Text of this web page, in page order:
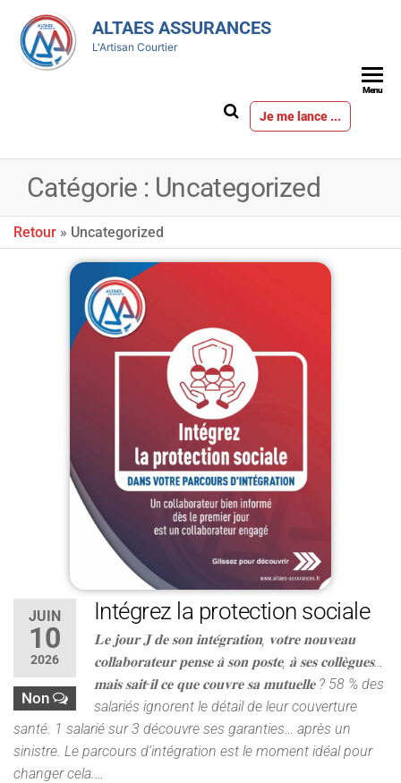
ALTAES ASSURANCES
L'Artisan Courtier
Je me lance ...
Menu
Catégorie : Uncategorized
Retour » Uncategorized
JUIN
10
2026
Non
Intégrez la protection sociale
𝐋𝐞 𝐣𝐨𝐮𝐫 𝐉 𝐝𝐞 𝐬𝐨𝐧 𝐢𝐧𝐭𝐞́𝐠𝐫𝐚𝐭𝐢𝐨𝐧, 𝐯𝐨𝐭𝐫𝐞 𝐧𝐨𝐮𝐯𝐞𝐚𝐮
𝐜𝐨𝐥𝐥𝐚𝐛𝐨𝐫𝐚𝐭𝐞𝐮𝐫 𝐩𝐞𝐧𝐬𝐞 𝐚̀ 𝐬𝐨𝐧 𝐩𝐨𝐬𝐭𝐞, 𝐚̀ 𝐬𝐞𝐬 𝐜𝐨𝐥𝐥𝐞̀𝐠𝐮𝐞𝐬…
𝐦𝐚𝐢𝐬 𝐬𝐚𝐢𝐭-𝐢𝐥 𝐜𝐞 𝐪𝐮𝐞 𝐜𝐨𝐮𝐯𝐫𝐞 𝐬𝐚 𝐦𝐮𝐭𝐮𝐞𝐥𝐥𝐞 ? 58 % des
salariés ignorent le détail de leur couverture
santé. 1 salarié sur 3 découvre ses garanties… après un
sinistre. Le parcours d’intégration est le moment idéal pour
changer cela.…